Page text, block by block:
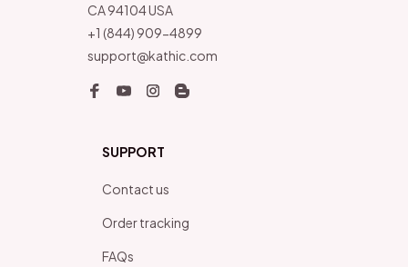
CA 94104 USA
+1 (844) 909-4899
support@kathic.com
SUPPORT
Contact us
Order tracking
FAQs